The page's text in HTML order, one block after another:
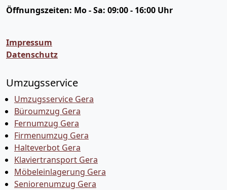
Öffnungszeiten: Mo - Sa: 09:00 - 16:00 Uhr
Impressum
Datenschutz
Umzugsservice
Umzugsservice Gera
Büroumzug Gera
Fernumzug Gera
Firmenumzug Gera
Halteverbot Gera
Klaviertransport Gera
Möbeleinlagerung Gera
Seniorenumzug Gera